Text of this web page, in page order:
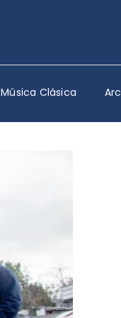
Música Clásica